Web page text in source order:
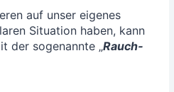
auf unser eige­nes
Situa­ti­on haben, kann
der soge­nann­te „Rauch­